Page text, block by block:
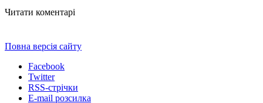
Читати коментарі
Повна версія сайту
Facebook
Twitter
RSS-стрічки
E-mail розсилка